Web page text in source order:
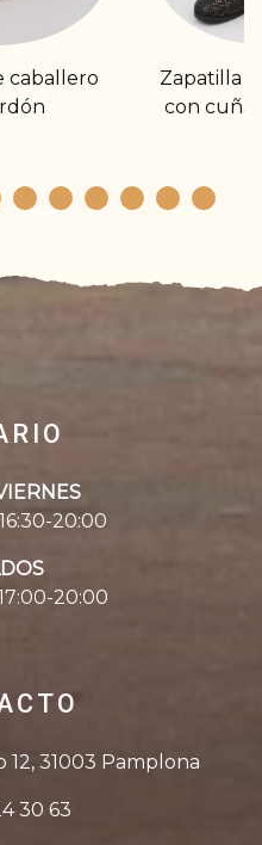
caballero
Zapatilla
con cuña
20:00
20:00
12, 31003 Pamplona
30 63